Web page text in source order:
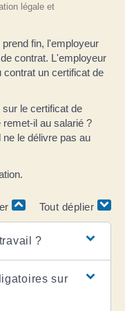
légale et
fin, l'employeur
contrat. L'employeur
contrat un certificat de
le certificat de
il au salarié ?
le délivre pas au
Tout déplier
?
sur